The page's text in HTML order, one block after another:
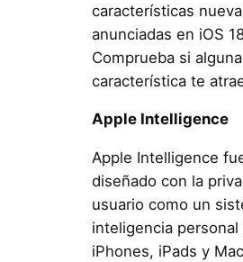
características
anunciadas en iOS
Comprueba si
característica te
Apple Intelligence
Apple Intelligence
diseñado con la
usuario como un
inteligencia personal
iPhones, iPads y